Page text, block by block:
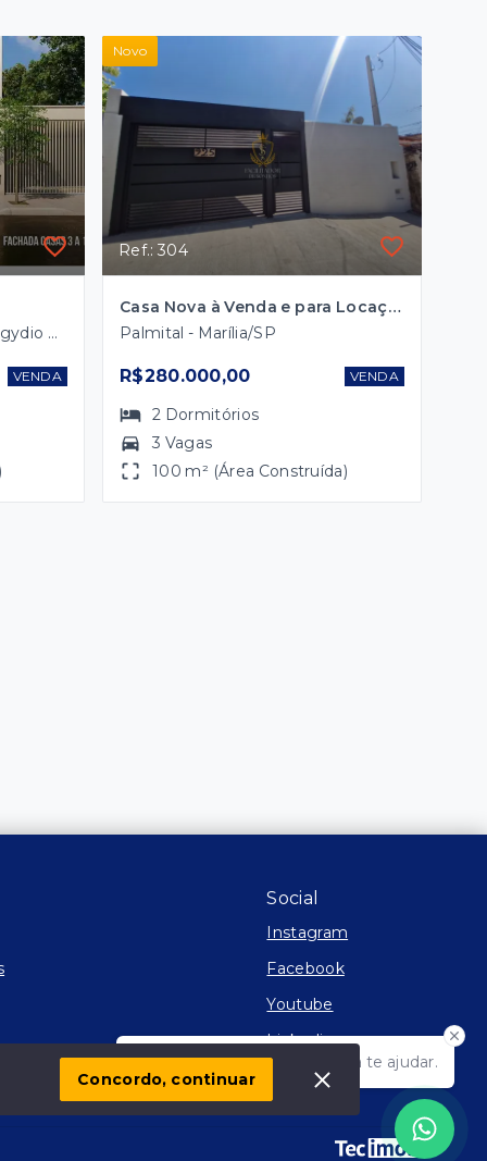
Conjunto Residencial Luiz Egydio de Cerqueira César - Marília/SP
VENDA
Novo
Ref.: 304
Casa Nova à Venda e para Locação no Bairro Palmital – Marília/SP
Palmital - Marília/SP
R$280.000,00 VENDA
2 Dormitórios
3 Vagas
100 m² (Área Construída)
Olá! Estamos disponíveis para te ajudar.
Social
Instagram
Facebook
Youtube
Linkedin
Concordo, continuar